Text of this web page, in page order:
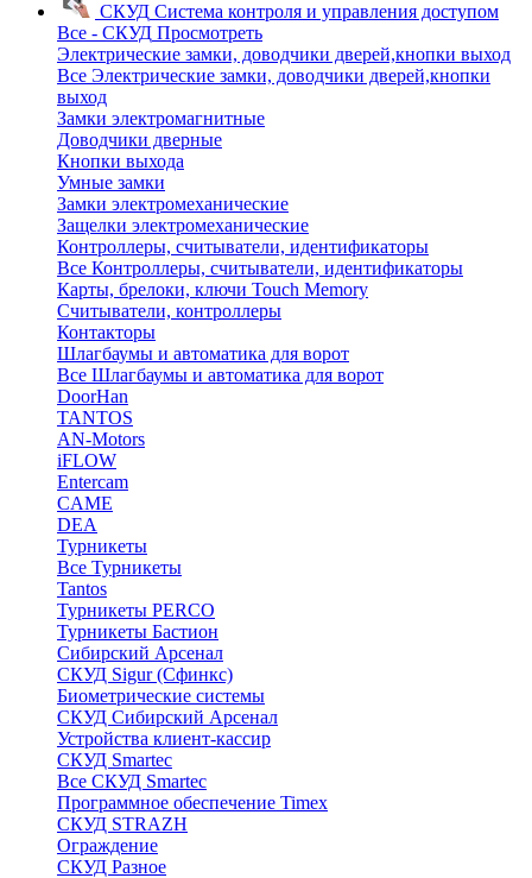
СКУД Система контроля и управления доступом
Все - СКУД Просмотреть
Электрические замки, доводчики дверей,кнопки выход
Все Электрические замки, доводчики дверей,кнопки
выход
Замки электромагнитные
Доводчики дверные
Кнопки выхода
Умные замки
Замки электромеханические
Защелки электромеханические
Контроллеры, считыватели, идентификаторы
Все Контроллеры, считыватели, идентификаторы
Карты, брелоки, ключи Touch Memory
Считыватели, контроллеры
Контакторы
Шлагбаумы и автоматика для ворот
Все Шлагбаумы и автоматика для ворот
DoorHan
TANTOS
AN-Motors
iFLOW
Entercam
CAME
DEA
Турникеты
Все Турникеты
Tantos
Турникеты PERCO
Турникеты Бастион
Сибирский Арсенал
СКУД Sigur (Сфинкс)
Биометрические системы
СКУД Сибирский Арсенал
Устройства клиент-кассир
СКУД Smartec
Все СКУД Smartec
Программное обеспечение Timex
СКУД STRAZH
Ограждение
СКУД Разное